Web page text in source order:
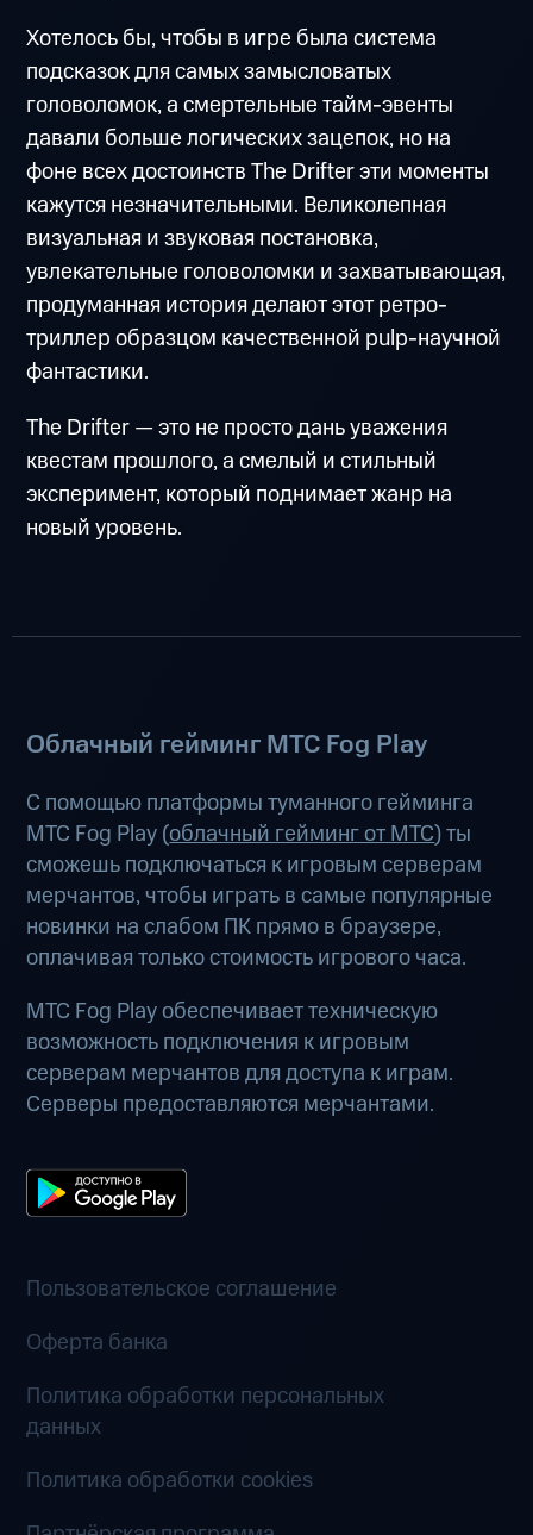
Хотелось бы, чтобы в игре была система
подсказок для самых замысловатых
головоломок, а смертельные тайм-эвенты
давали больше логических зацепок, но на
фоне всех достоинств The Drifter эти моменты
кажутся незначительными. Великолепная
визуальная и звуковая постановка,
увлекательные головоломки и захватывающая,
продуманная история делают этот ретро-
триллер образцом качественной pulp-научной
фантастики.
The Drifter — это не просто дань уважения
квестам прошлого, а смелый и стильный
эксперимент, который поднимает жанр на
новый уровень.
Облачный гейминг МТС Fog Play
С помощью платформы туманного гейминга
МТС Fog Play (облачный гейминг от МТС) ты
сможешь подключаться к игровым серверам
мерчантов, чтобы играть в самые популярные
новинки на слабом ПК прямо в браузере,
оплачивая только стоимость игрового часа.
МТС Fog Play обеспечивает техническую
возможность подключения к игровым
серверам мерчантов для доступа к играм.
Серверы предоставляются мерчантами.
Пользовательское соглашение
Оферта банка
Политика обработки персональных
данных
Политика обработки cookies